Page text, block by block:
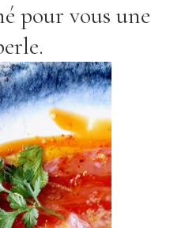
pour vous une